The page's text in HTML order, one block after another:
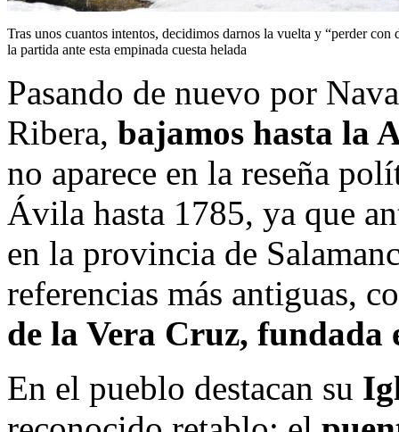
Tras unos cuantos intentos, decidimos darnos la vuelta y “perder con
la partida ante esta empinada cuesta helada
Pasando de nuevo por
Ribera, bajamos hasta la
no aparece en la reseña
Ávila hasta 1785, ya que
en la provincia de
referencias más antiguas,
de la Vera Cruz, fundada
En el pueblo destacan su